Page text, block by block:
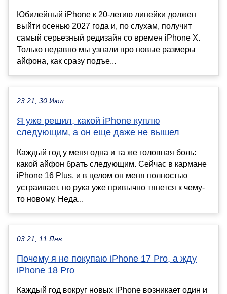
Юбилейный iPhone к 20-летию линейки должен
выйти осенью 2027 года и, по слухам, получит
самый серьезный редизайн со времен iPhone X.
Только недавно мы узнали про новые размеры
айфона, как сразу подъе...
23:21, 30 Июл
Я уже решил, какой iPhone куплю
следующим, а он еще даже не вышел
Каждый год у меня одна и та же головная боль:
какой айфон брать следующим. Сейчас в кармане
iPhone 16 Plus, и в целом он меня полностью
устраивает, но рука уже привычно тянется к чему-
то новому. Неда...
03:21, 11 Янв
Почему я не покупаю iPhone 17 Pro, а жду
iPhone 18 Pro
Каждый год вокруг новых iPhone возникает один и